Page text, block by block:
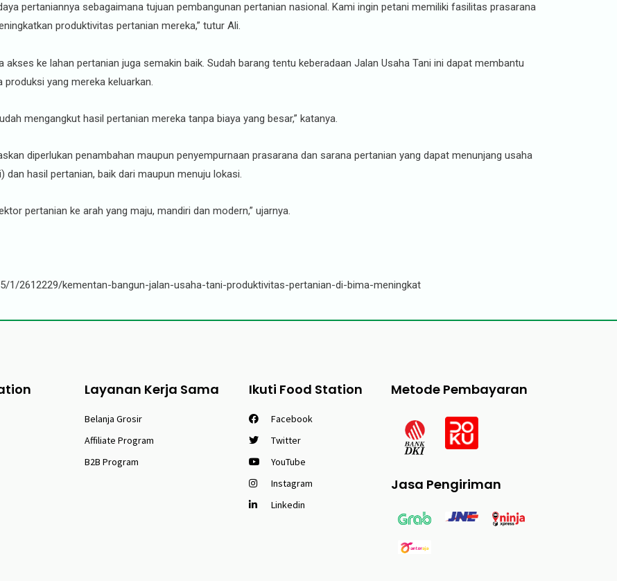
pertaniannya sebagaimana tujuan pembangunan pertanian nasional. Kami ingin petani memiliki fasilitas prasarana
produktivitas pertanian mereka,” tutur Ali.
ke lahan pertanian juga semakin baik. Sudah barang tentu keberadaan Jalan Usaha Tani ini dapat membantu
yang mereka keluarkan.
mengangkut hasil pertanian mereka tanpa biaya yang besar,” katanya.
diperlukan penambahan maupun penyempurnaan prasarana dan sarana pertanian yang dapat menunjang usaha
hasil pertanian, baik dari maupun menuju lokasi.
pertanian ke arah yang maju, mandiri dan modern,” ujarnya.
1/2612229/kementan-bangun-jalan-usaha-tani-produktivitas-pertanian-di-bima-meningkat
Layanan Kerja Sama
Belanja Grosir
Affiliate Program
B2B Program
Ikuti Food Station
Facebook
Twitter
YouTube
Instagram
Linkedin
Metode Pembayaran
Jasa Pengiriman